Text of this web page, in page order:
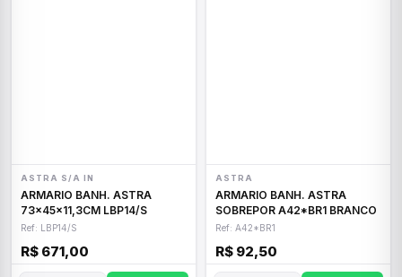
ASTRA S/A IN
ARMARIO BANH. ASTRA
73x45x11,3CM LBP14/S
Ref: LBP14/S
R$ 671,00
ASTRA
ARMARIO BANH. ASTRA
SOBREPOR A42*BR1 BRANCO
Ref: A42*BR1
R$ 92,50